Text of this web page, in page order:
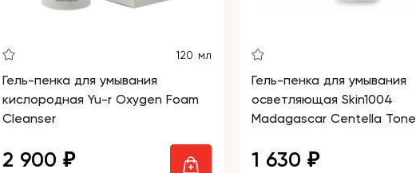
120 мл
Гель-пенка для умывания
кислородная Yu-r Oxygen Foam
Cleanser
2 900 ₽
Гель-пенка для умывания
осветляющая Skin1004
Madagascar Centella Tone
1 630 ₽